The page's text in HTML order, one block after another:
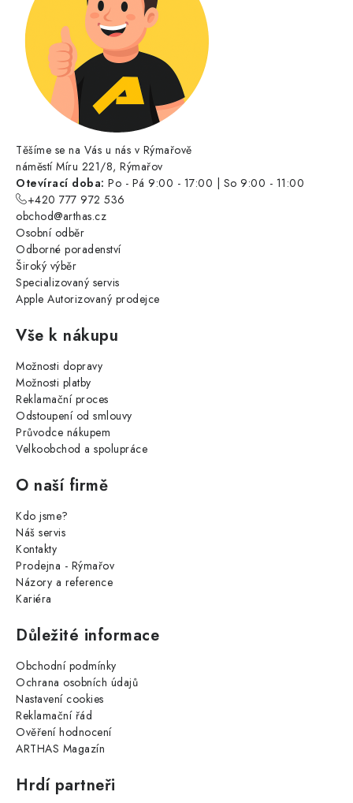
Těšíme se na Vás u nás v Rýmařově
náměstí Míru 221/8, Rýmařov
Otevírací doba: Po - Pá 9:00 - 17:00 | So 9:00 - 11:00
+420 777 972 536
obchod@arthas.cz
Osobní odběr
Odborné poradenství
Široký výběr
Specializovaný servis
Apple Autorizovaný prodejce
Vše k nákupu
Možnosti dopravy
Možnosti platby
Reklamační proces
Odstoupení od smlouvy
Průvodce nákupem
Velkoobchod a spolupráce
O naší firmě
Kdo jsme?
Náš servis
Kontakty
Prodejna - Rýmařov
Názory a reference
Kariéra
Důležité informace
Obchodní podmínky
Ochrana osobních údajů
Nastavení cookies
Reklamační řád
Ověření hodnocení
ARTHAS Magazín
Hrdí partneři